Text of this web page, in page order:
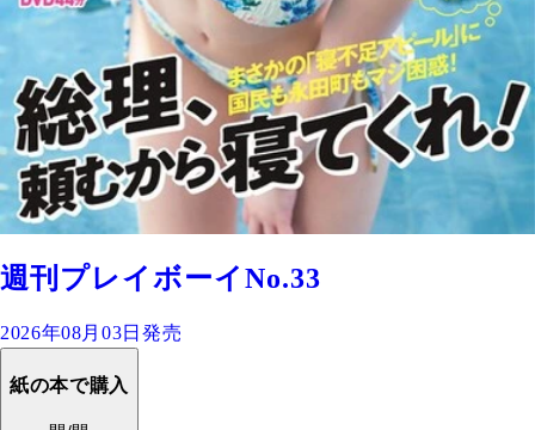
週刊プレイボーイNo.33
2026年08月03日発売
紙の本で購入